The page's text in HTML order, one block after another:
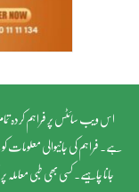
اس ویب سائٹس پر فراہم کردہ
ہے۔ فراہم کی جانیوالی معلومات
جانا چاہیے۔ کسی بھی طبی معاملہ